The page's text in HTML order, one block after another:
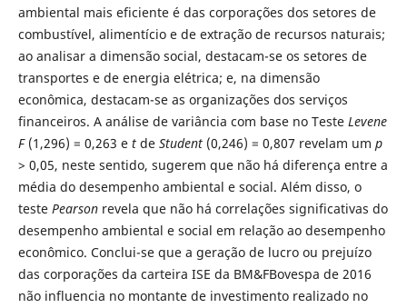
ambiental mais eficiente é das corporações dos setores de
combustível, alimentício e de extração de recursos naturais;
ao analisar a dimensão social, destacam-se os setores de
transportes e de energia elétrica; e, na dimensão
econômica, destacam-se as organizações dos serviços
financeiros. A análise de variância com base no Teste Levene
F(1,296) = 0,263 e tde Student(0,246) = 0,807 revelam um p
> 0,05, neste sentido, sugerem que não há diferença entre a
média do desempenho ambiental e social. Além disso, o
teste Pearsonrevela que não há correlações significativas do
desempenho ambiental e social em relação ao desempenho
econômico. Conclui-se que a geração de lucro ou prejuízo
das corporações da carteira ISE da BM&FBovespa de 2016
não influencia no montante de investimento realizado no